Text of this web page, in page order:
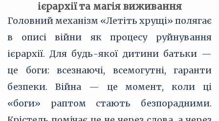
ієрархії та магія виживання
Головний механізм «Летіть хрущі» полягає
в описі війни як процесу руйнування
ієрархії. Для будь-якої дитини батьки —
це боги: всезнаючі, всемогутні, гаранти
безпеки. Війна — це момент, коли ці
«боги» раптом стають безпорадними.